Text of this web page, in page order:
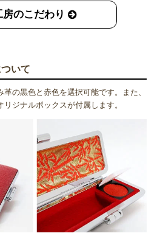
のこだわり
いて
の黒色と赤色を選択可能です。また、
ジナルボックスが付属します。